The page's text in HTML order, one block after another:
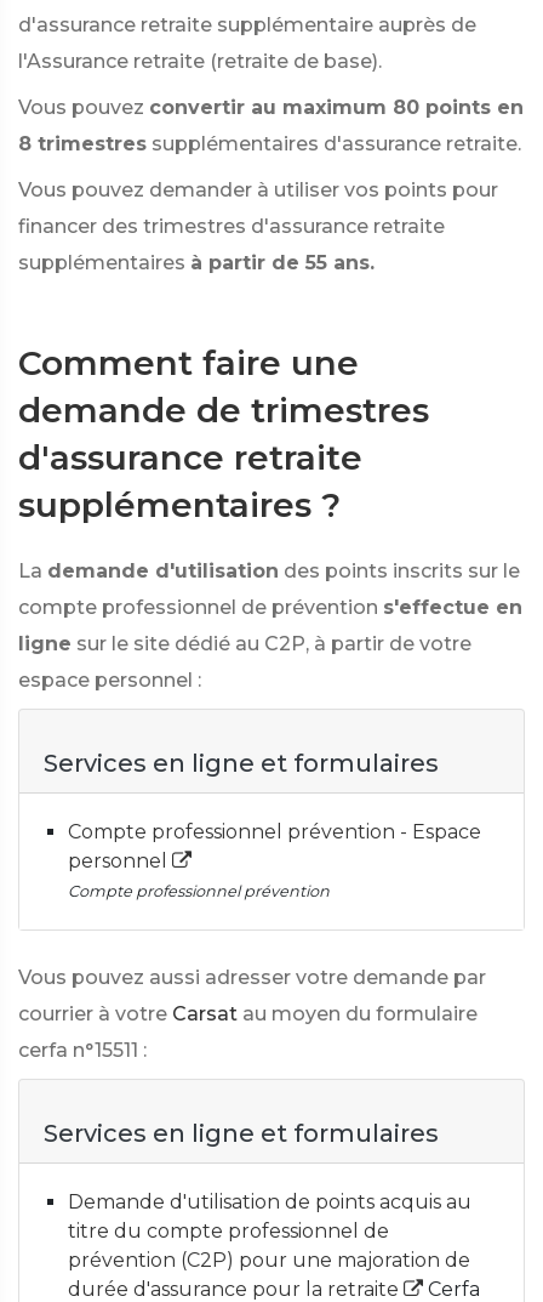
d'assurance retraite supplémentaire auprès de
l'Assurance retraite (retraite de base).
Vous pouvez convertir au maximum 80 points en
8 trimestres supplémentaires d'assurance retraite.
Vous pouvez demander à utiliser vos points pour
financer des trimestres d'assurance retraite
supplémentaires à partir de 55 ans.
Comment faire une
demande de trimestres
d'assurance retraite
supplémentaires ?
La demande d'utilisation des points inscrits sur le
compte professionnel de prévention s'effectue en
ligne sur le site dédié au C2P, à partir de votre
espace personnel :
Services en ligne et formulaires
Compte professionnel prévention - Espace
personnel
Compte professionnel prévention
Vous pouvez aussi adresser votre demande par
courrier à votre Carsat au moyen du formulaire
cerfa n°15511 :
Services en ligne et formulaires
Demande d'utilisation de points acquis au
titre du compte professionnel de
prévention (C2P) pour une majoration de
durée d'assurance pour la retraite
Cerfa